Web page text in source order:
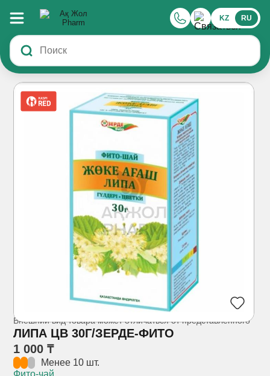
KZ RU
Внешний вид товара может отличаться от представленного
ЛИПА ЦВ 30Г/ЗЕРДЕ-ФИТО
1 000 ₸
Менее 10 шт.